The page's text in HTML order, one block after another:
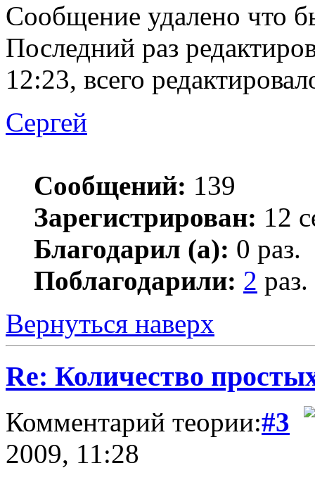
Сообщение удалено что
Последний раз
12:23, всего
Сергей
Сообщений: 139
Зарегистрирован: 12
Благодарил (а): 0 раз.
Поблагодарили: 2 раз.
Вернуться наверх
Re: Количество
Комментарий теории:#3
2009, 11:28